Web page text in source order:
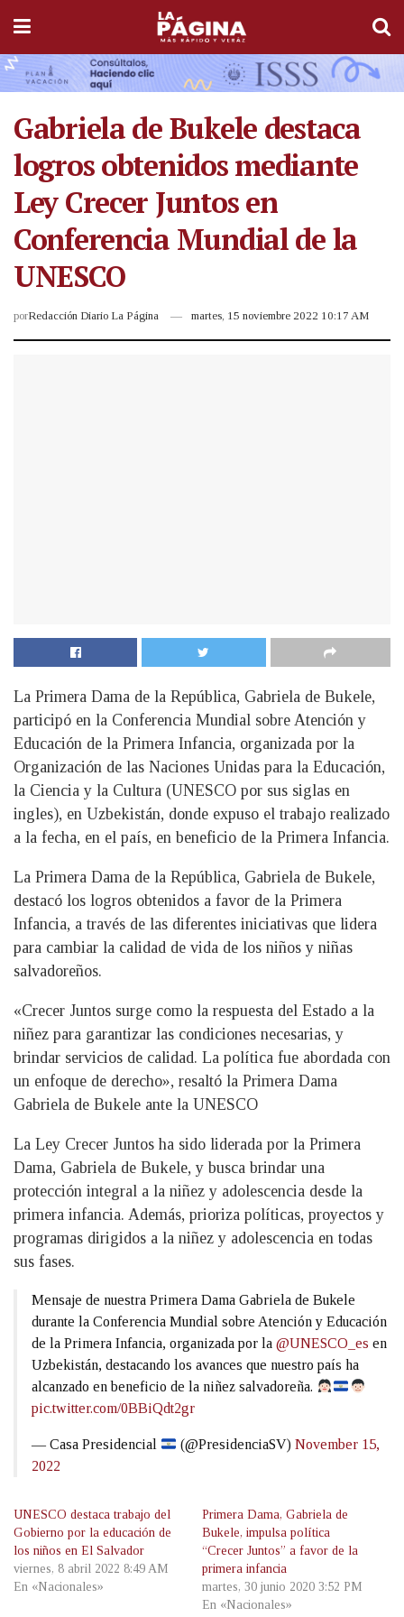
Gabriela de Bukele destaca
logros obtenidos mediante
Ley Crecer Juntos en
Conferencia Mundial de la
UNESCO
porRedacción Diario La Página martes, 15 noviembre 2022 10:17 AM
La Primera Dama de la República, Gabriela de Bukele,
participó en la Conferencia Mundial sobre Atención y
Educación de la Primera Infancia, organizada por la
Organización de las Naciones Unidas para la Educación,
la Ciencia y la Cultura (UNESCO por sus siglas en
ingles), en Uzbekistán, donde expuso el trabajo realizado
a la fecha, en el país, en beneficio de la Primera Infancia.
La Primera Dama de la República, Gabriela de Bukele,
destacó los logros obtenidos a favor de la Primera
Infancia, a través de las diferentes iniciativas que lidera
para cambiar la calidad de vida de los niños y niñas
salvadoreños.
«Crecer Juntos surge como la respuesta del Estado a la
niñez para garantizar las condiciones necesarias, y
brindar servicios de calidad. La política fue abordada con
un enfoque de derecho», resaltó la Primera Dama
Gabriela de Bukele ante la UNESCO
La Ley Crecer Juntos ha sido liderada por la Primera
Dama, Gabriela de Bukele, y busca brindar una
protección integral a la niñez y adolescencia desde la
primera infancia. Además, prioriza políticas, proyectos y
programas dirigidos a la niñez y adolescencia en todas
sus fases.
Mensaje de nuestra Primera Dama Gabriela de Bukele
durante la Conferencia Mundial sobre Atención y Educación
de la Primera Infancia, organizada por la @UNESCO_es en
Uzbekistán, destacando los avances que nuestro país ha
alcanzado en beneficio de la niñez salvadoreña.
pic.twitter.com/0BBiQdt2gr
— Casa Presidencial (@PresidenciaSV)November 15,
2022
UNESCO destaca trabajo del
Gobierno por la educación de
los niños en El Salvador
viernes, 8 abril 2022 8:49 AM
En «Nacionales»
Primera Dama, Gabriela de
Bukele, impulsa política
“Crecer Juntos” a favor de la
primera infancia
martes, 30 junio 2020 3:52 PM
En «Nacionales»